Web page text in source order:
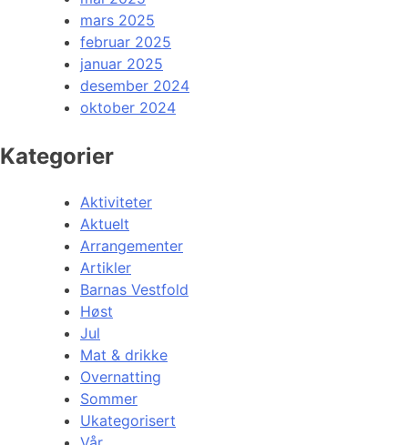
mars 2025
februar 2025
januar 2025
desember 2024
oktober 2024
Kategorier
Aktiviteter
Aktuelt
Arrangementer
Artikler
Barnas Vestfold
Høst
Jul
Mat & drikke
Overnatting
Sommer
Ukategorisert